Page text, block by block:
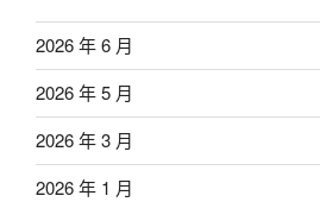
2026 年 6 月
2026 年 5 月
2026 年 3 月
2026 年 1 月